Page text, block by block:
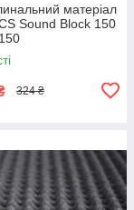
матеріал
Sound Block 150
324 ₴